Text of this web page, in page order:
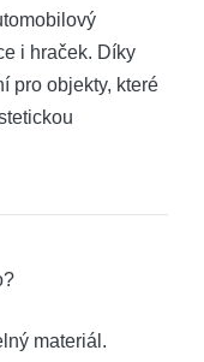
i hraček. Díky
pro objekty, které
materiál.